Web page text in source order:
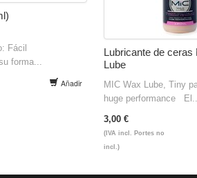
Fácil
forma...
Añadir
Lubricante de ceras
Lube
MIC Wax Lube, Tiny
huge performance
3,00 €
(IVA incl. Portes no
incl.)